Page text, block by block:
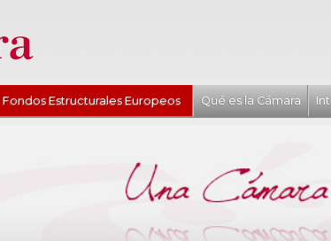
Fondos Estructurales Europeos Qué es la Cámara